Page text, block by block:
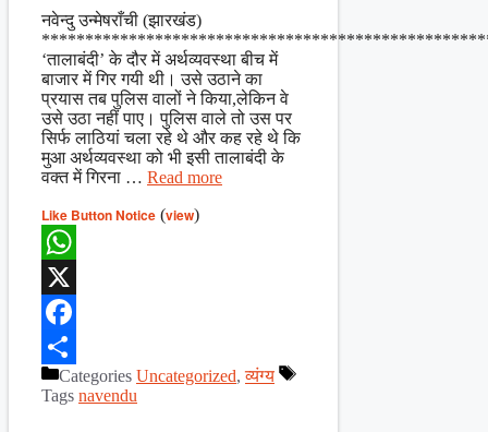
Share
नवेन्दु उन्मेषराँची (झारखंड)
‘तालाबंदी’ के दौर में अर्थव्यवस्था बीच में
बाजार में गिर गयी थी। उसे उठाने का
प्रयास तब पुलिस वालों ने किया,लेकिन वे
उसे उठा नहीं पाए। पुलिस वाले तो उस पर
सिर्फ लाठियां चला रहे थे और कह रहे थे कि
मुआ अर्थव्यवस्था को भी इसी तालाबंदी के
वक्त में गिरना … Read more
Like Button Notice (view)
WhatsApp
X
Facebook
ShareCategories Uncategorized,व्यंग्य
Tags navendu